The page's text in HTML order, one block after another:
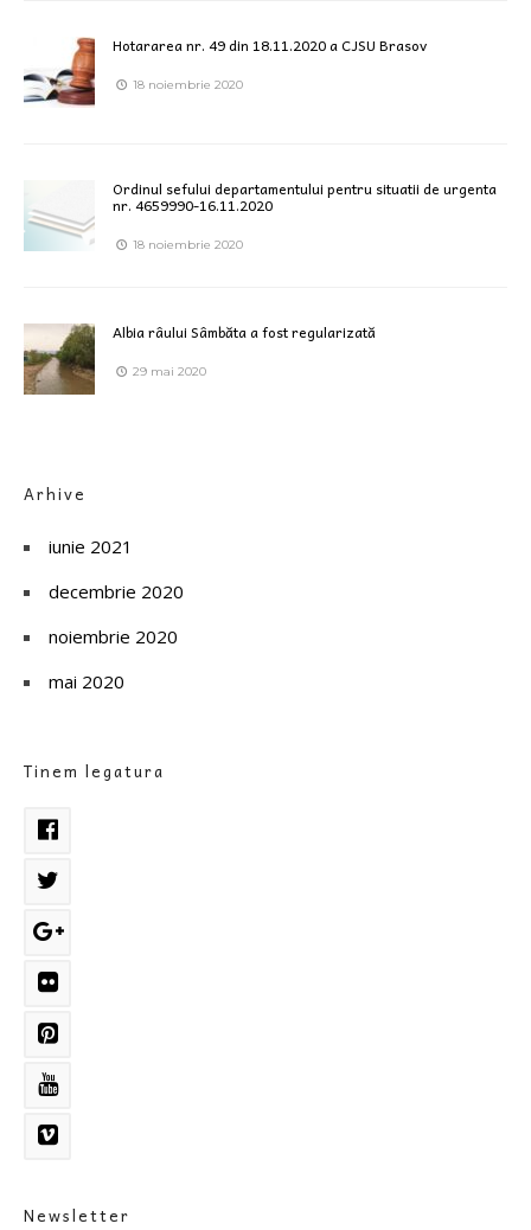
Hotararea nr. 49 din 18.11.2020 a CJSU Brasov
18 noiembrie 2020
Ordinul sefului departamentului pentru situatii de urgenta
nr. 4659990-16.11.2020
18 noiembrie 2020
Albia râului Sâmbăta a fost regularizată
29 mai 2020
Arhive
iunie 2021
decembrie 2020
noiembrie 2020
mai 2020
Tinem legatura
Newsletter